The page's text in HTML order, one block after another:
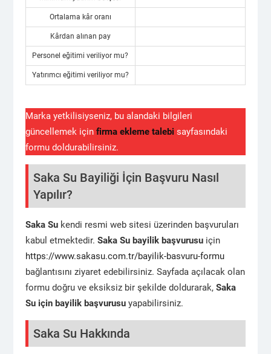
Ortalama kâr oranı
Kârdan alınan pay
Personel eğitimi veriliyor mu?
Yatırımcı eğitimi veriliyor mu?
Marka yetkilisiyseniz, bu alandaki bilgileri
güncellemek için firma ekleme talebi sayfasındaki
formu doldurabilirsiniz.
Saka Su Bayiliği İçin Başvuru Nasıl
Yapılır?
Saka Sukendi resmi web sitesi üzerinden başvuruları
kabul etmektedir. Saka Su bayilik başvurusuiçin
https://www.sakasu.com.tr/bayilik-basvuru-formu
bağlantısını ziyaret edebilirsiniz. Sayfada açılacak olan
formu doğru ve eksiksiz bir şekilde doldurarak, Saka
Su için bayilik başvurusuyapabilirsiniz.
Saka Su Hakkında